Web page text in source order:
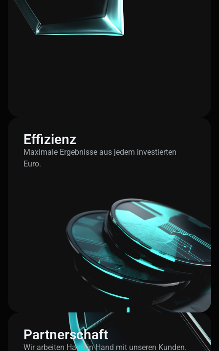
Effizienz
Maximale Ergebnisse aus jedem investierten
Euro.
Partnerschaft
Wir arbeiten Hand in Hand mit unseren Kunden.